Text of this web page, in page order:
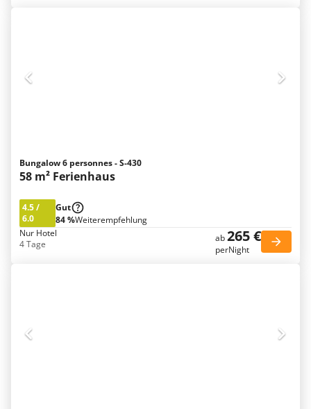
Bungalow 6 personnes - S-430
58 m² Ferienhaus
4.5/
6.0
Gut
84 %Weiterempfehlung
Nur Hotel
4 Tage
ab265 €
perNight